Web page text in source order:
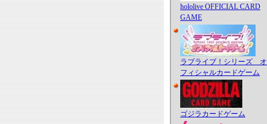
hololive OFFICIAL CARD
GAME
ラブライブ！シリーズ オ
フィシャルカードゲーム
ゴジラカードゲーム